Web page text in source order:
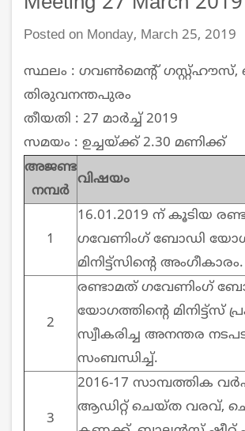
Posted on Monday, March 25, 2019
സ്ഥലം : ഗവണ്‍മെന്റ് ഗസ്റ്റ്ഹൗസ്,
തിരുവനന്തപുരം
തീയതി : 27 മാര്‍ച്ച്‌ 2019
സമയം : ഉച്ചയ്ക്ക് 2.30 മണിക്ക്
അജണ്ട
നമ്പര്‍
വിഷയം
1
16.01.2019 ന് കൂടിയ
ഗവേണിംഗ് ബോഡി
മിനിട്ട്സിന്റെ അംഗീകാരം.
2
രണ്ടാമത് ഗവേണിംഗ്
യോഗത്തിന്റെ മിനിട്ട്സ്
സ്വീകരിച്ച അനന്തര
സംബന്ധിച്ച്.
3
2016-17 സാമ്പത്തിക
ആഡിറ്റ് ചെയ്ത വരവ്,